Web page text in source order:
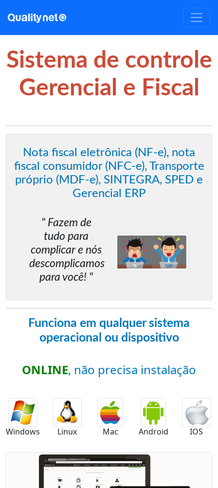
Sistema de controle
Gerencial e Fiscal
Nota fiscal eletrônica (NF-e), nota
fiscal consumidor (NFC-e), Transporte
próprio (MDF-e), SINTEGRA, SPED e
Gerencial ERP
" Fazem de
tudo para
complicar e nós
descomplicamos
para você! "
Funciona em qualquer sistema
operacional ou dispositivo
ONLINE, não precisa instalação
Windows Linux Mac Android IOS